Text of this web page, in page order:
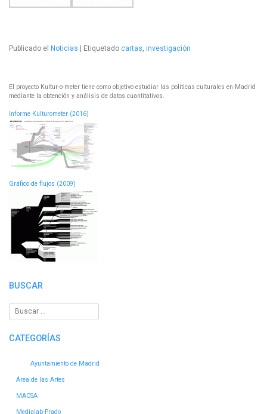
Publicado el Noticias | Etiquetado cartas investigación
El proyecto Kultur-o-meter tiene como objetivo estudiar las políticas culturales en Madrid
mediante la obtención y análisis de datos cuantitativos.
Informe Kulturometer (2016)
Gráfico de flujos (2009)
BUSCAR
CATEGORÍAS
Ayuntamiento de Madrid
Área de las Artes
MACSA
Medialab-Prado